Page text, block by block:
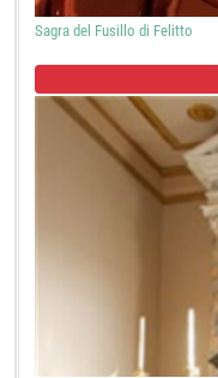
Sagra del Fusillo di Felitto